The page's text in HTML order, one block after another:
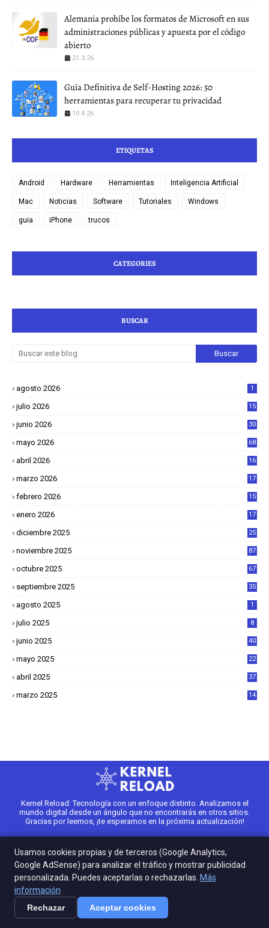
Alemania prohíbe los formatos de Microsoft en sus
administraciones públicas y apuesta por el código
abierto
21.3.26
Guía Definitiva de Self-Hosting 2026: 50
herramientas para recuperar tu privacidad
10.4.26
ETIQUETAS
Android Hardware Herramientas Inteligencia Artificial
Mac Noticias Software Tutoriales Windows
guia iPhone trucos
CATEGORIES
BUSCAR
agosto 2026 1
julio 2026 15
junio 2026 30
mayo 2026 68
abril 2026
16
marzo 2026
17
febrero 2026
15
enero 2026
17
diciembre 2025
25
noviembre 2025 87
octubre 2025 67
septiembre 2025 35
agosto 2025 1
julio 2025 8
junio 2025 40
mayo 2025
22
abril 2025
37
marzo 2025
14
Kernel Reload: Tecnología con un enfoque distinto. Analizamos el
mundo digital desde un ángulo que no encontrarás en otros sitios.
Gracias por leernos, ¡te esperamos en la próxima actualización!
Posts Interesantes
Un robot aprende tenis a partir de movimientos
imperfectos y termina ganando a su propio creador
Usamos cookies propias y de terceros (Google Analytics,
Google AdSense) para analizar el tráfico y mostrar publicidad
personalizada. Puedes aceptarlas o rechazarlas. Más
información
Rechazar
Aceptar cookies